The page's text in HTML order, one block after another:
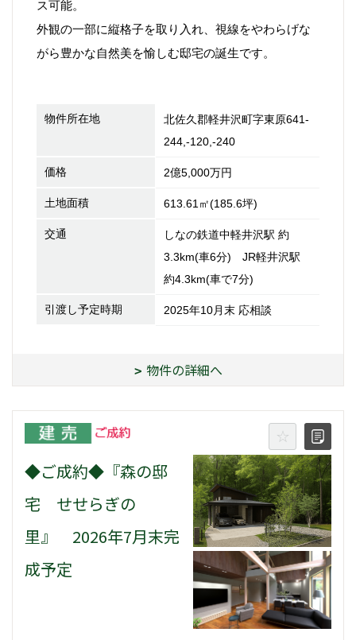
ス可能。
外観の一部に縦格子を取り入れ、視線をやわらげな
がら豊かな自然美を愉しむ邸宅の誕生です。
物件所在地
北佐久郡軽井沢町字東原641-
244,-120,-240
価格 2億5,000万円
土地面積 613.61㎡(185.6坪)
交通
しなの鉄道中軽井沢駅 約
3.3km(車6分) JR軽井沢駅
約4.3km(車で7分)
引渡し予定時期 2025年10月末 応相談
物件の詳細へ
◆ご成約◆『森の邸
宅 せせらぎの
里』 2026年7月末完
成予定